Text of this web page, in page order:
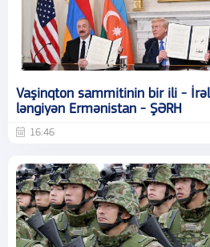
Vaşinqton sammitinin bir ili -
ləngiyən Ermənistan - ŞƏRH
16:46